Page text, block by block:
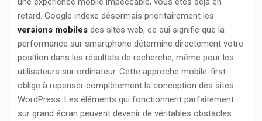
retard. Google indexe désormais prioritairement les
versions mobiles des sites web, ce qui signifie que la
performance sur smartphone détermine directement votre
position dans les résultats de recherche, même pour les
utilisateurs sur ordinateur. Cette approche mobile-first
oblige à repenser complètement la conception des sites
WordPress. Les éléments qui fonctionnent parfaitement
sur grand écran peuvent devenir de véritables obstacles